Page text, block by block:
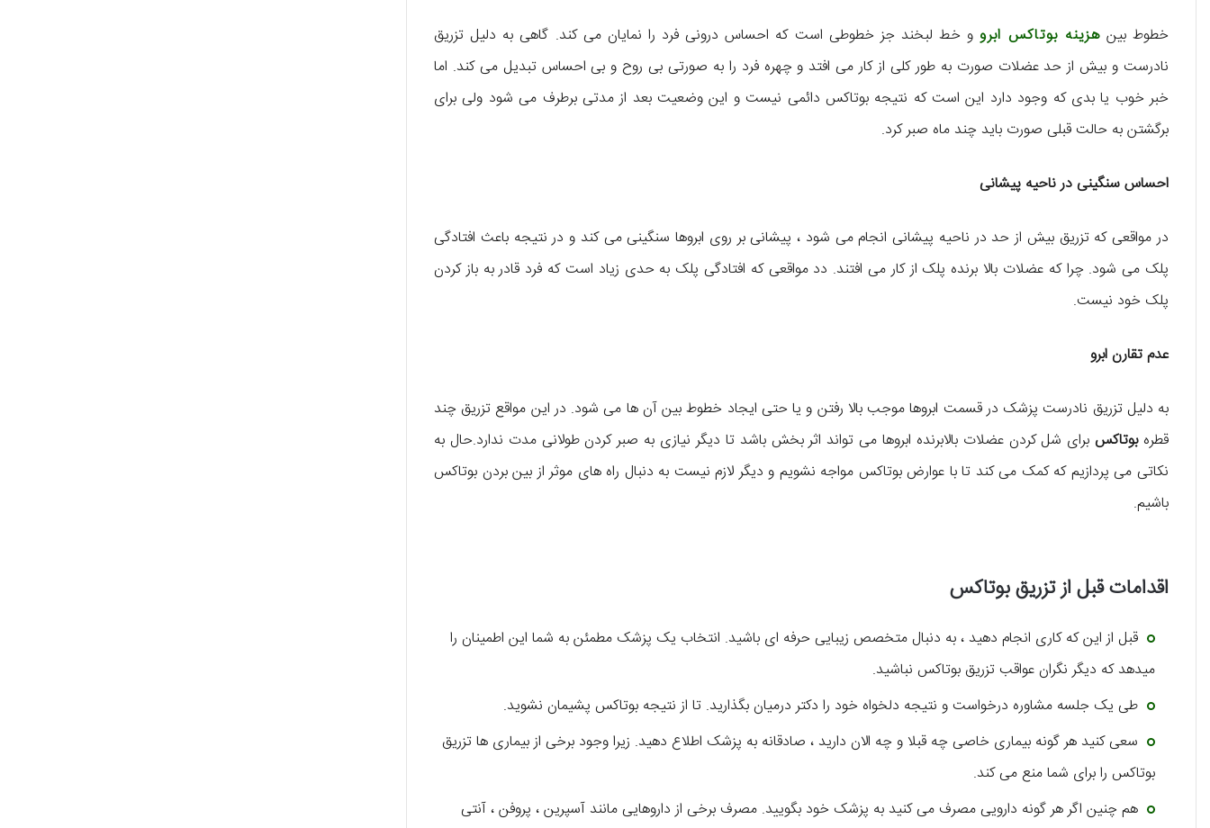
خطوط بینهزینه بوتاکس ابروو خط لبخند جز خطوطی است که احساس درونی فرد را نمایان می کند. گاهی به دلیل تزریق
نادرست و بیش از حد عضلات صورت به طور کلی از کار می افتد و چهره فرد را به صورتی بی روح و بی احساس تبدیل می کند. اما
خبر خوب یا بدی که وجود دارد این است که نتیجه بوتاکس دائمی نیست و این وضعیت بعد از مدتی برطرف می شود ولی برای
برگشتن به حالت قبلی صورت باید چند ماه صبر کرد.
احساس سنگینی در ناحیه پیشانی
در مواقعی که تزریق بیش از حد در ناحیه پیشانی انجام می شود ، پیشانی بر روی ابروها سنگینی می کند و در نتیجه باعث افتادگی
پلک می شود. چرا که عضلات بالا برنده پلک از کار می افتند. دد مواقعی که افتادگی پلک به حدی زیاد است که فرد قادر به باز کردن
پلک خود نیست.
عدم تقارن ابرو
به دلیل تزریق نادرست پزشک در قسمت ابروها موجب بالا رفتن و یا حتی ایجاد خطوط بین آن ها می شود. در این مواقع تزریق چند
قطرهبوتاکس برای شل کردن عضلات بالابرنده ابروها می تواند اثر بخش باشد تا دیگر نیازی به صبر کردن طولانی مدت ندارد.حال به
نکاتی می پردازیم که کمک می کند تا با عوارض بوتاکس مواجه نشویم و دیگر لازم نیست به دنبال راه های موثر از بین بردن بوتاکس
باشیم.
اقدامات قبل از تزریق بوتاکس
قبل از این که کاری انجام دهید ، به دنبال متخصص زیبایی حرفه ای باشید. انتخاب یک پزشک مطمئن به شما این اطمینان را
میدهد که دیگر نگران عواقب تزریق بوتاکس نباشید.
طی یک جلسه مشاوره درخواست و نتیجه دلخواه خود را دکتر درمیان بگذارید. تا از نتیجه بوتاکس پشیمان نشوید.
سعی کنید هر گونه بیماری خاصی چه قبلا و چه الان دارید ، صادقانه به پزشک اطلاع دهید. زیرا وجود برخی از بیماری ها تزریق
بوتاکس را برای شما منع می کند.
هم چنین اگر هر گونه دارویی مصرف می کنید به پزشک خود بگویید. مصرف برخی از داروهایی مانند آسپرین ، پروفن ، آنتی